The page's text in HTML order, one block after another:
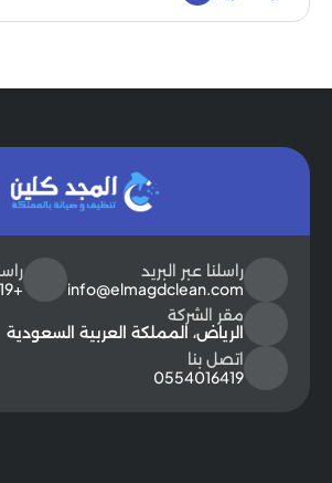
راسلنا عبر البريد
info@elmagdclean.com
+966554016419
مقر الشركة
الرياض، المملكة العربية السعودية
اتصل بنا
0554016419